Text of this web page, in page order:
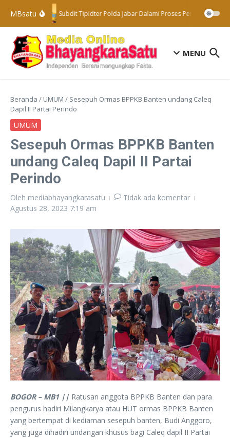
Lewati ke konten
MBsatu
Subdit Tipidter Polda Jabar Dalami Proses Penyelidikan
MENU
Beranda / UMUM / Sesepuh Ormas BPPKB Banten undang Caleq
Dapil II Partai Perindo
UMUM
Sesepuh Ormas BPPKB Banten
undang Caleq Dapil II Partai
Perindo
Oleh mediabhayangkarasatu
Tidak ada komentar
Agustus 28, 2023 7:19 am
BOGOR – MB1 || Ratusan anggota BPPKB Banten dan para
pengurus hadiri Milangkarya atau HUT ormas BPPKB Banten
yang bertempat di kediaman sesepuh banten, Budi Anggoro,
yang juga dihadiri undangan khusus bagi Caleq dapil II Partai